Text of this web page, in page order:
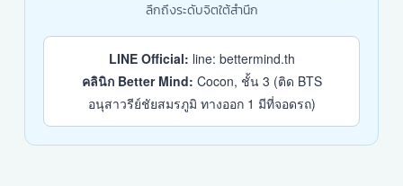
ลึกถึงระดับจิตใต้สำนึก
LINE Official: line: bettermind.th
คลินิก Better Mind: Cocon, ชั้น 3 (ติด BTS
อนุสาวรีย์ชัยสมรภูมิ ทางออก 1 มีที่จอดรถ)